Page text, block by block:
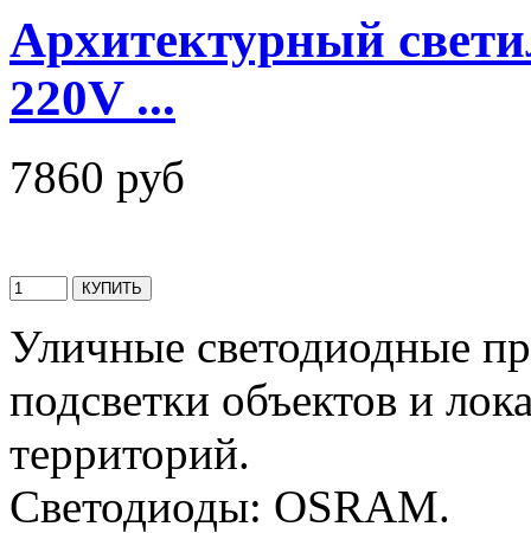
Архитектурный
220V ...
7860 руб
Уличные светодиодные
подсветки объектов и
территорий.
Светодиоды: OSRAM.